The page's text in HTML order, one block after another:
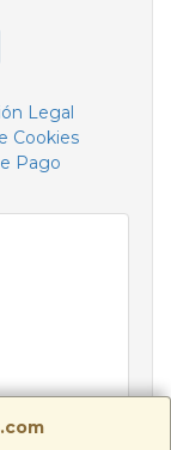
Legal
Cookies
Pago